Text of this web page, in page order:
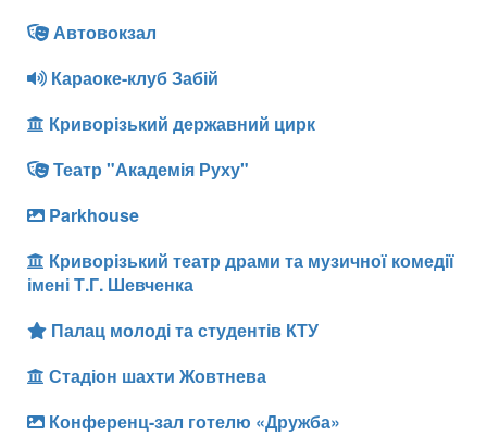
Автовокзал
Караоке-клуб Забій
Криворізький державний цирк
Театр "Академія Руху"
Parkhouse
Криворізький театр драми та музичної комедії
імені Т.Г. Шевченка
Палац молоді та студентів КТУ
Стадіон шахти Жовтнева
Конференц-зал готелю «Дружба»